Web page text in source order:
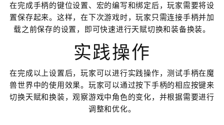
在完成手柄的键位设置、宏的编写和绑定后，玩家需要将设
置保存起来。这样，在下次游戏时，玩家只需连接手柄并加
载之前保存的设置，即可快速进行天赋切换和装备换装。
实践操作
在完成以上设置后，玩家可以进行实践操作，测试手柄在魔
兽世界中的使用效果。玩家可以通过按下手柄的相应按键来
切换天赋和换装，观察游戏中角色的变化，并根据需要进行
调整和优化。